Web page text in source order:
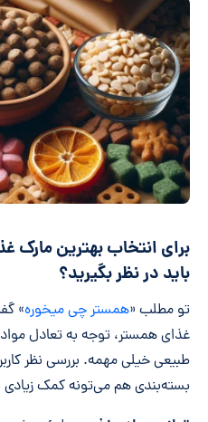
برای انتخاب بهترین مارک
باید در نظر بگیرید؟
تو مطلب «همستر چی میخوره»
غذای همستر، توجه به تعادل
طبیعی خیلی مهمه. بررسی نظر
بسته‌بندی هم می‌تونه کمک زیادی